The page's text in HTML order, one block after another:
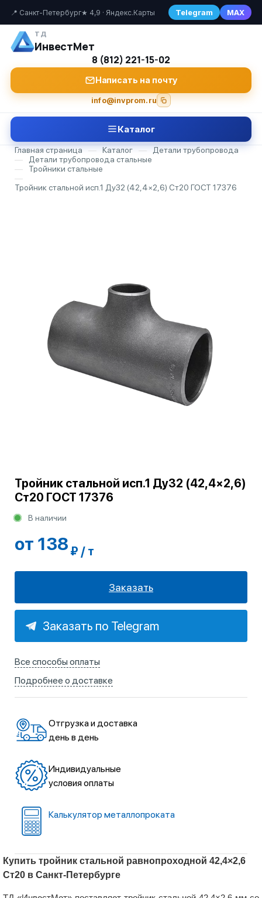
📍 Санкт-Петербург★ 4,9 · Яндекс.Карты Telegram MAX
ТД
ИнвестМет
8 (812) 221-15-02
Написать на почту
info@invprom.ru
Каталог
Главная страница — Каталог —
Детали трубопровода
—
Детали трубопровода стальные
—
Тройники стальные
—
Тройник стальной исп.1 Ду32 (42,4×2,6) Ст20 ГОСТ 17376
Тройник стальной исп.1 Ду32 (42,4×2,6)
Ст20 ГОСТ 17376
В наличии
от 138 ₽ / т
Заказать
Заказать по Telegram
Все способы оплаты
Подробнее о доставке
Отгрузка и доставка
день в день
Индивидуальные
условия оплаты
Калькулятор металлопроката
Купить тройник стальной равнопроходной 42,4×2,6
Ст20 в Санкт-Петербурге